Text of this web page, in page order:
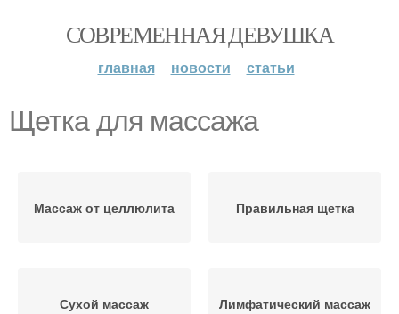
СОВРЕМЕННАЯ ДЕВУШКА
главная новости статьи
Щетка для массажа
Массаж от целлюлита Правильная щетка
Сухой массаж Лимфатический массаж